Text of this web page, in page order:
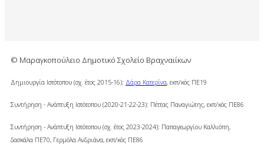
© Μαραγκοπούλειο Δημοτικό Σχολείο Βραχναιίκων
Δημιουργία Ιστότοπου (σχ. έτος 2015-16): Δάρα Κατερίνα, εκπ/κός ΠΕ19
Συντήρηση - Ανάπτυξη Ιστότοπου (2020-21-22-23): Πέττας Παναγιώτης, εκπ/κός ΠΕ86
Συντήρηση - Ανάπτυξη Ιστότοπου (σχ. έτος 2023-2024): Παπαγεωργίου Καλλιόπη,
δασκάλα ΠΕ70, Γερμόλα Ανδριάνα, εκπ/κός ΠΕ86